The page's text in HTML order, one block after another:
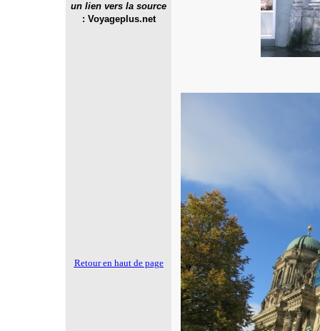
un lien vers la source
: Voyageplus.net
Retour en haut de page